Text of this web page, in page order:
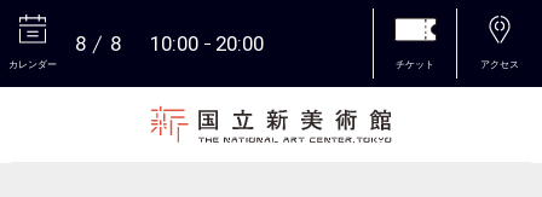
カレンダー
8 8 10:00 20:00
チケット アクセス